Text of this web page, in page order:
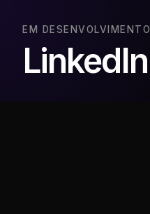
EM DESENVOLVIMENTO
LinkedIn